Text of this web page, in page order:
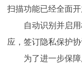
扫描功能已经全面开
自动识别并启用
应，签订隐私保护协
为了进一步保障